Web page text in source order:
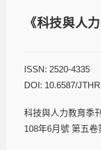
《科技與人
ISSN: 2520-4335
DOI: 10.6587/
科技與人力教育季刊
108年6月號 第五卷